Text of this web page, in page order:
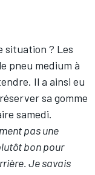
situation ? Les
pneu medium à
Il a ainsi eu
sa gomme
samedi.
pas une
bon pour
Je savais